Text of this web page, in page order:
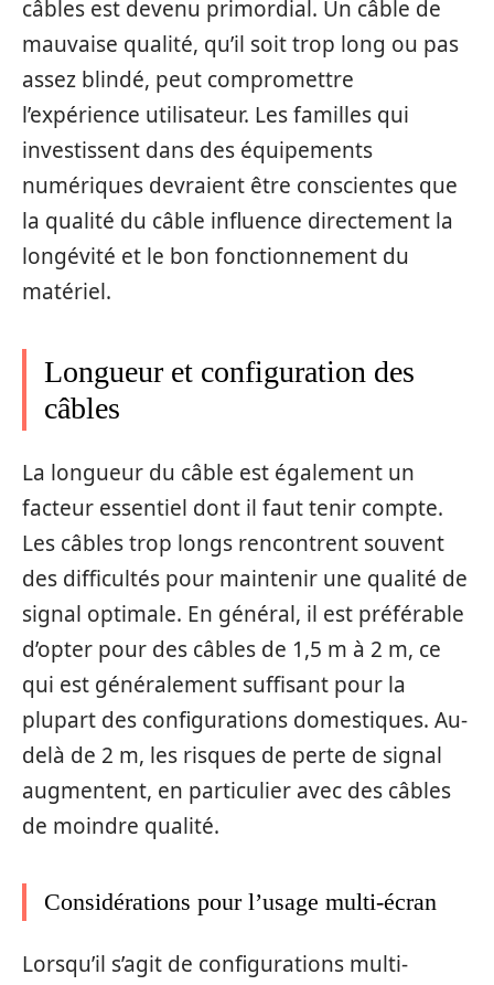
câbles est devenu primordial. Un câble de
mauvaise qualité, qu’il soit trop long ou pas
assez blindé, peut compromettre
l’expérience utilisateur. Les familles qui
investissent dans des équipements
numériques devraient être conscientes que
la qualité du câble influence directement la
longévité et le bon fonctionnement du
matériel.
Longueur et configuration des
câbles
La longueur du câble est également un
facteur essentiel dont il faut tenir compte.
Les câbles trop longs rencontrent souvent
des difficultés pour maintenir une qualité de
signal optimale. En général, il est préférable
d’opter pour des câbles de 1,5 m à 2 m, ce
qui est généralement suffisant pour la
plupart des configurations domestiques. Au-
delà de 2 m, les risques de perte de signal
augmentent, en particulier avec des câbles
de moindre qualité.
Considérations pour l’usage multi-écran
Lorsqu’il s’agit de configurations multi-